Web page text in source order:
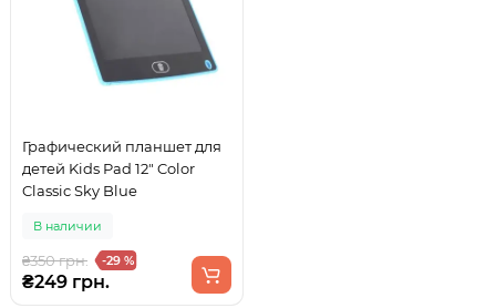
Графический планшет для
детей Kids Pad 12" Color
Classic Sky Blue
В наличии
₴350 грн. -29 %
₴249 грн.